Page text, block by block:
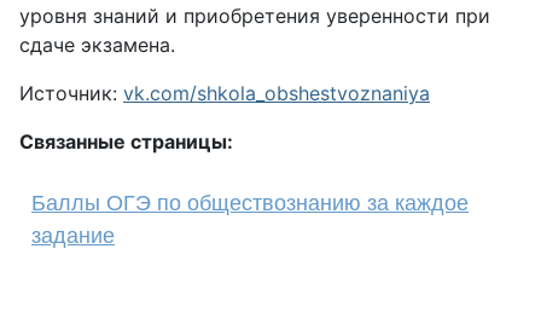
уровня знаний и приобретения уверенности при
сдаче экзамена.
Источник: vk.com/shkola_obshestvoznaniya
Связанные страницы:
Баллы ОГЭ по обществознанию за каждое
задание